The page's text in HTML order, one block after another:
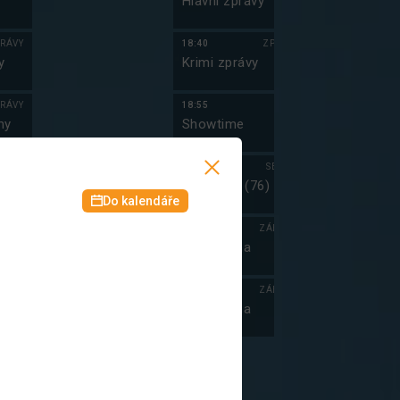
18:40 ZPRÁVY
Krimi zprávy
18:55
Showtime
19:15 SERIÁL
Kamarádi (76)
ZÁBAVA
Show Jana
ZÁBAVA
Show Jana
Do kalendáře